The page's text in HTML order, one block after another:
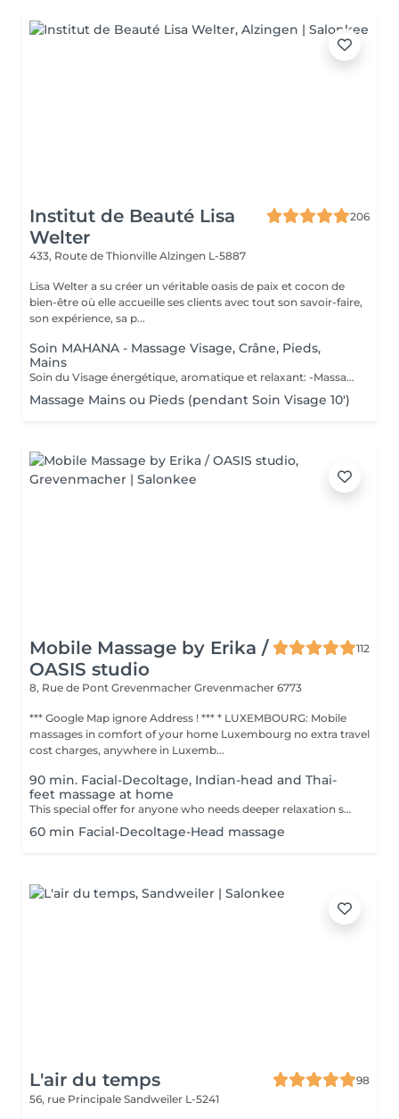
Institut de Beauté Lisa
Welter
206
433, Route de Thionville Alzingen L-5887
Lisa Welter a su créer un véritable oasis de paix et cocon de
bien-être où elle accueille ses clients avec tout son savoir-faire,
son expérience, sa p...
Soin MAHANA - Massage Visage, Crâne, Pieds,
Mains
Soin du Visage énergétique, aromatique et relaxant: -Massage en étoile du Crâne, Mains, Pieds - Inspiré d'un rituel Polynésien, avec des huiles essentielles de fleur de Tiaré et Jasmin. Les Bienfaits Mahana: -Relaxe intensément -Délie les zones de tensions -Relance l'énergie -Apaise le mental -Hydratation de la Peau en profondeur -Illume le teint
Massage Mains ou Pieds (pendant Soin Visage 10')
Mobile Massage by Erika /
OASIS studio
112
8, Rue de Pont Grevenmacher Grevenmacher 6773
*** Google Map ignore Address ! *** * LUXEMBOURG: Mobile
massages in comfort of your home Luxembourg no extra travel
cost charges, anywhere in Luxemb...
90 min. Facial-Decoltage, Indian-head and Thai-
feet massage at home
This special offer for anyone who needs deeper relaxation session.
60 min Facial-Decoltage-Head massage
L'air du temps
98
56, rue Principale Sandweiler L-5241